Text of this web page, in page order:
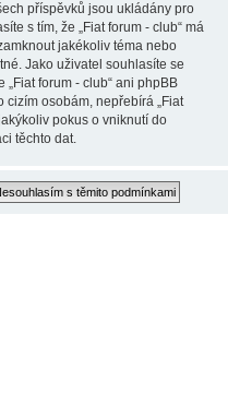
příspěvků jsou ukládány pro
s tím, že „Fiat forum - club“ má
jakékoliv téma nebo
Jako uživatel souhlasíte se
forum - club“ ani phpBB
cizím osobám, nepřebírá „Fiat
pokus o vniknutí do
těchto dat.